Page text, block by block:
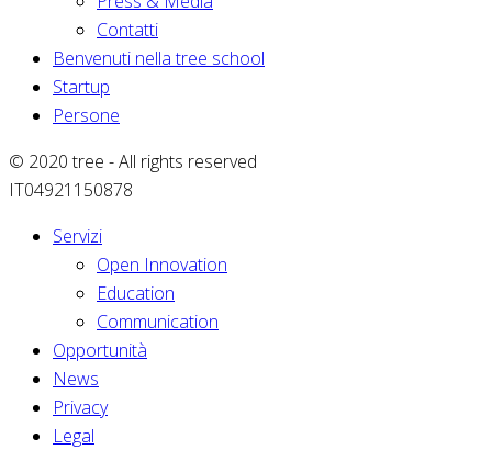
Contatti
Benvenuti nella tree school
Startup
Persone
© 2020 tree - All rights reserved
IT04921150878
Servizi
Open Innovation
Education
Communication
Opportunità
News
Privacy
Legal